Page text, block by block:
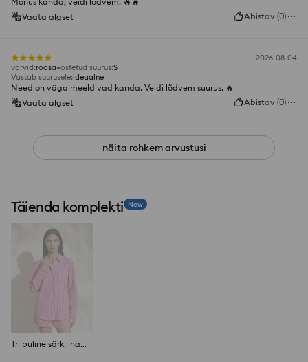
Vaata algset
Abistav (0)
2026-08-04
värvid:roosa ostetud suurus:S
Vastab suurusele:ideaalne
Need on väga meeldivad kanda. Veidi lõdvem suurus. 🔥
Vaata algset
Abistav (0)
näita rohkem arvustusi
Täienda komplekti New
Triibuline särk lina ja viskoosi seguga